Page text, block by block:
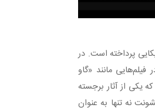
پرداخته است. در
مانند «گاو
خشمگین» که یکی از آثار برجسته‌
نه تنها به عنوان